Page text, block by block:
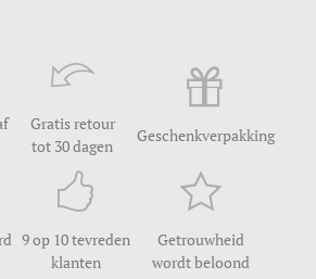
Gratis retour
tot 30 dagen
Geschenkverpakking
9 op 10 tevreden
klanten
Getrouwheid
wordt beloond